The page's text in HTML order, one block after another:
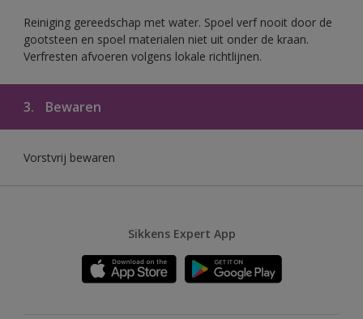
Reiniging gereedschap met water. Spoel verf nooit door de
gootsteen en spoel materialen niet uit onder de kraan.
Verfresten afvoeren volgens lokale richtlijnen.
3. Bewaren
Vorstvrij bewaren
Sikkens Expert App